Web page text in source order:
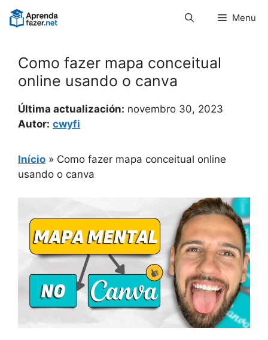
Pular
para
Menu
Como fazer mapa conceitual
online usando o canva
Última actualización: novembro 30, 2023
Autor: cwyfi
Início » Como fazer mapa conceitual online
usando o canva